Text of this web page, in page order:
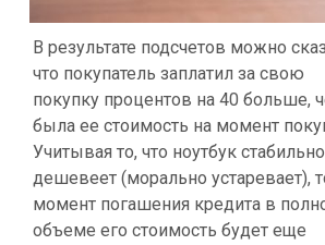
В результате подсчетов можно
что покупатель заплатил за свою
покупку процентов на 40 больше,
была ее стоимость на момент
Учитывая то, что ноутбук стабильно
дешевеет (морально устаревает),
момент погашения кредита в
объеме его стоимость будет еще